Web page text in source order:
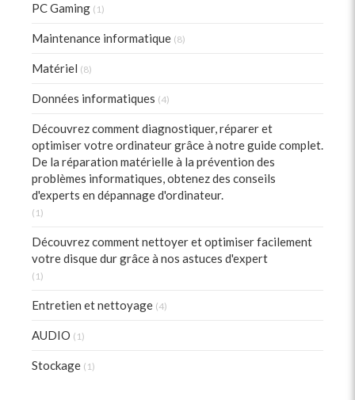
PC Gaming (1)
Maintenance informatique (8)
Matériel (8)
Données informatiques (4)
Découvrez comment diagnostiquer, réparer et
optimiser votre ordinateur grâce à notre guide complet.
De la réparation matérielle à la prévention des
problèmes informatiques, obtenez des conseils
d'experts en dépannage d'ordinateur.
(1)
Découvrez comment nettoyer et optimiser facilement
votre disque dur grâce à nos astuces d'expert
(1)
Entretien et nettoyage (4)
AUDIO (1)
Stockage (1)